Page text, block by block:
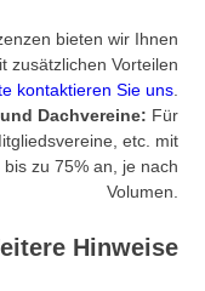
bieten wir Ihnen
zusätzlichen Vorteilen
kontaktieren Sie uns.
Dachvereine: Für
etc. mit
zu 75% an, je nach
Volumen.
Hinweise